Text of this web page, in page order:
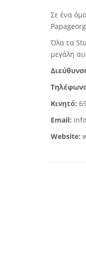
Σε ένα
Όλα τα
μεγάλη
Κινητό:
Email:
Website: